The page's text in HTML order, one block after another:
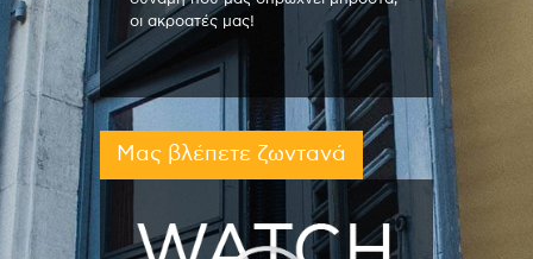
οι ακροατές μας!
Μας βλέπετε ζωντανά